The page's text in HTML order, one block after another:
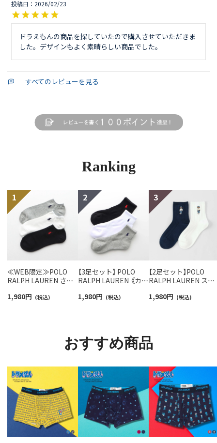
投稿日 2026/02/23
ドラえもんの商品を探していたので購入させていただきま
した。デザインもよく素晴らしい商品でした。
すべてのレビューを見る
Ranking
≪WEB限定≫POLO
RALPH LAUREN さら
スニーカー丈ソックス
1,980円 (税込)
【3足セット】 POLO
RALPH LAUREN 《カラ
ンポイントソックス シ
1,980円 (税込)
【2足セット】POLO
RALPH LAUREN スタ
ロベア オーガニック
1,980円 (税込)
おすすめ商品